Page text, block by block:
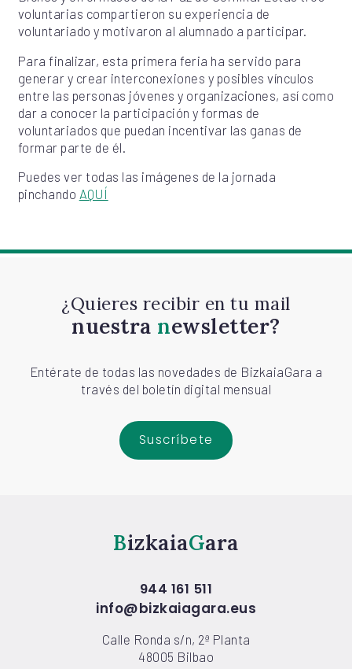
voluntarias compartieron su experiencia de
voluntariado y motivaron al alumnado a participar.
Para finalizar, esta primera feria ha servido para
generar y crear interconexiones y posibles vínculos
entre las personas jóvenes y organizaciones, así como
dar a conocer la participación y formas de
voluntariados que puedan incentivar las ganas de
formar parte de él.
Puedes ver todas las imágenes de la jornada
pinchando AQUÍ
¿Quieres recibir en tu mail
nuestra newsletter?
Entérate de todas las novedades de BizkaiaGara a
través del boletín digital mensual
Suscríbete
Bizkaia Gara
944 161 511
info@bizkaiagara.eus
Calle Ronda s/n, 2ª Planta
48005 Bilbao